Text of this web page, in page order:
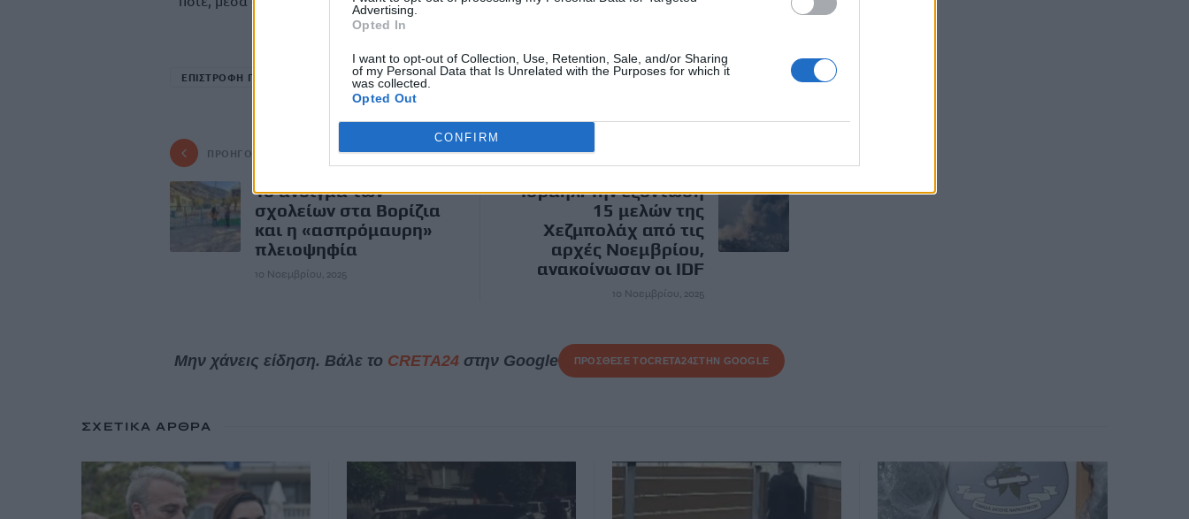
Advertising.
Opted In
I want to opt-out of Collection, Use, Retention, Sale, and/or Sharing
of my Personal Data that Is Unrelated with the Purposes for which it
was collected.
Opted Out
CONFIRM
ΕΠΙΣΤΡΟΦΗ ΓΛΥΠΤΩΝ ΠΑΡΘΕΝΩΝΑ ΛΙΝΑ ΜΕΝΔΩΝΗ ΥΠΟΥΡΓΟΣ ΠΟΛΙΤΙΣΜΟΥ
ΠΡΟΗΓΟΎΜΕΝΟ
Το άνοιγμα των
σχολείων στα Βορίζια
και η «ασπρόμαυρη»
πλειοψηφία
10 Νοεμβρίου, 2025
Ισραήλ: Την εξόντωση
15 μελών της
Χεζμπολάχ από τις
αρχές Νοεμβρίου,
ανακοίνωσαν οι IDF
10 Νοεμβρίου, 2025
Μην χάνεις είδηση. Βάλε το CRETA24στην Google ΠΡΟΣΘΕΣΕ ΤΟCRETA24ΣΤΗΝ GOOGLE
ΣΧΕΤΙΚΆ ΆΡΘΡΑ